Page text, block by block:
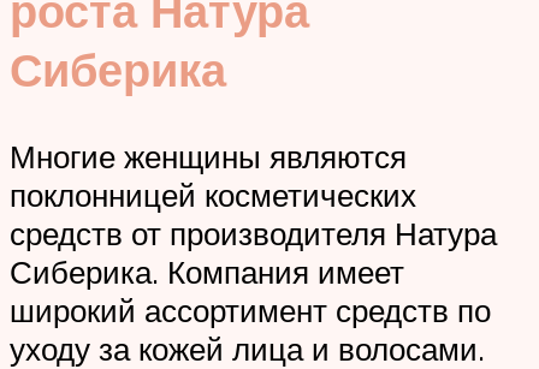
Сиберика
Многие женщины являются
поклонницей косметических
средств от производителя Натура
Сиберика. Компания имеет
широкий ассортимент средств по
уходу за кожей лица и волосами.